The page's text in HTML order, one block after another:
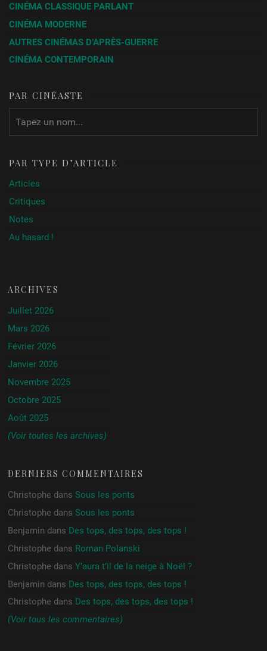
CINÉMA CLASSIQUE PARLANT
CINÉMA MODERNE
AUTRES CINÉMAS D’APRÈS-GUERRE
CINÉMA CONTEMPORAIN
PAR CINÉASTE
PAR TYPE D’ARTICLE
Articles
Critiques
Notes
Au hasard !
ARCHIVES
Juillet 2026
Mars 2026
Février 2026
Janvier 2026
Novembre 2025
Octobre 2025
Août 2025
(Voir toutes les archives)
DERNIERS COMMENTAIRES
Christophe dans Sous les ponts
Christophe dans Sous les ponts
Benjamin dans Des tops, des tops, des tops !
Christophe dans Roman Polanski
Christophe dans Y’aura t’il de la neige à Noël ?
Benjamin dans Des tops, des tops, des tops !
Christophe dans Des tops, des tops, des tops !
(Voir tous les commentaires)